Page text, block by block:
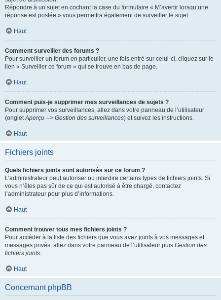
Répondre à un sujet en cochant la case du formulaire « M’avertir lorsqu’une
réponse est postée » vous permettra également de surveiller le sujet.
Haut
Comment surveiller des forums ?
Pour surveiller un forum en particulier, une fois entré sur celui-ci, cliquez sur le
lien « Surveiller ce forum » qui se trouve en bas de page.
Haut
Comment puis-je supprimer mes surveillances de sujets ?
Pour supprimer vos surveillances, allez dans votre panneau de l’utilisateur
(ongletAperçu --> Gestion des surveillances) et suivez les instructions.
Haut
Fichiers joints
Quels fichiers joints sont autorisés sur ce forum ?
L’administrateur peut autoriser ou interdire certains types de fichiers joints. Si
vous n’êtes pas sûr de ce qui est autorisé à être chargé, contactez
l’administrateur pour plus d’informations.
Haut
Comment trouver tous mes fichiers joints ?
Pour accéder à la liste des fichiers que vous avez joints à vos messages et
messages privés, allez dans votre panneau de l’utilisateur puis Gestion des
fichiers joints.
Haut
Concernant phpBB